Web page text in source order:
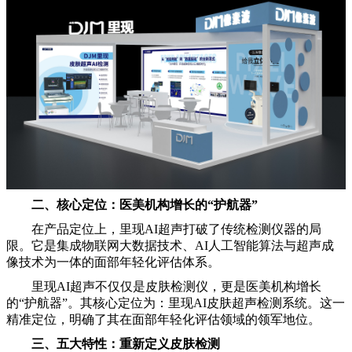
二、核心定位：医美机构增长的“护航器”
在产品定位上，里现AI超声打破了传统检测仪器的局
限。它是集成物联网大数据技术、AI人工智能算法与超声成
像技术为一体的面部年轻化评估体系。
里现AI超声不仅仅是皮肤检测仪，更是医美机构增长
的“护航器”。其核心定位为：里现AI皮肤超声检测系统。这一
精准定位，明确了其在面部年轻化评估领域的领军地位。
三、五大特性：重新定义皮肤检测